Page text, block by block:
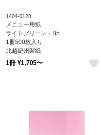
1404-0128
メニュー用紙
ライトグリーン・B5
1冊500枚入り
北越紀州製紙
Newファインカラー
1冊 ¥1,705〜